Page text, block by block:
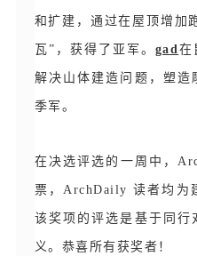
和扩建，通过在屋顶增加
瓦”，获得了亚军。 gad在
解决山体建造问题，塑造
季军。
在决选评选的一周中，
票，ArchDaily 读者均为
该奖项的评选是基于同行
义。恭喜所有获奖